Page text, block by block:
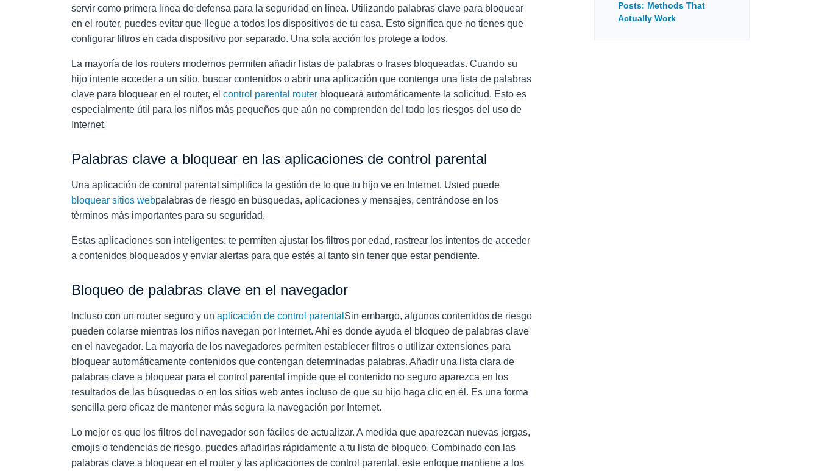
servir como primera línea de defensa para la seguridad en línea. Utilizando palabras clave para bloquear
en el router, puedes evitar que llegue a todos los dispositivos de tu casa. Esto significa que no tienes que
configurar filtros en cada dispositivo por separado. Una sola acción los protege a todos.
La mayoría de los routers modernos permiten añadir listas de palabras o frases bloqueadas. Cuando su
hijo intente acceder a un sitio, buscar contenidos o abrir una aplicación que contenga una lista de palabras
clave para bloquear en el router, el control parental router bloqueará automáticamente la solicitud. Esto es
especialmente útil para los niños más pequeños que aún no comprenden del todo los riesgos del uso de
Internet.
Palabras clave a bloquear en las aplicaciones de control parental
Una aplicación de control parental simplifica la gestión de lo que tu hijo ve en Internet. Usted puede
bloquear sitios webpalabras de riesgo en búsquedas, aplicaciones y mensajes, centrándose en los
términos más importantes para su seguridad.
Estas aplicaciones son inteligentes: te permiten ajustar los filtros por edad, rastrear los intentos de acceder
a contenidos bloqueados y enviar alertas para que estés al tanto sin tener que estar pendiente.
Bloqueo de palabras clave en el navegador
Incluso con un router seguro y un aplicación de control parental Sin embargo, algunos contenidos de riesgo
pueden colarse mientras los niños navegan por Internet. Ahí es donde ayuda el bloqueo de palabras clave
en el navegador. La mayoría de los navegadores permiten establecer filtros o utilizar extensiones para
bloquear automáticamente contenidos que contengan determinadas palabras. Añadir una lista clara de
palabras clave a bloquear para el control parental impide que el contenido no seguro aparezca en los
resultados de las búsquedas o en los sitios web antes incluso de que su hijo haga clic en él. Es una forma
sencilla pero eficaz de mantener más segura la navegación por Internet.
Lo mejor es que los filtros del navegador son fáciles de actualizar. A medida que aparezcan nuevas jergas,
emojis o tendencias de riesgo, puedes añadirlas rápidamente a tu lista de bloqueo. Combinado con las
palabras clave a bloquear en el router y las aplicaciones de control parental, este enfoque mantiene a los
Posts: Methods That
Actually Work